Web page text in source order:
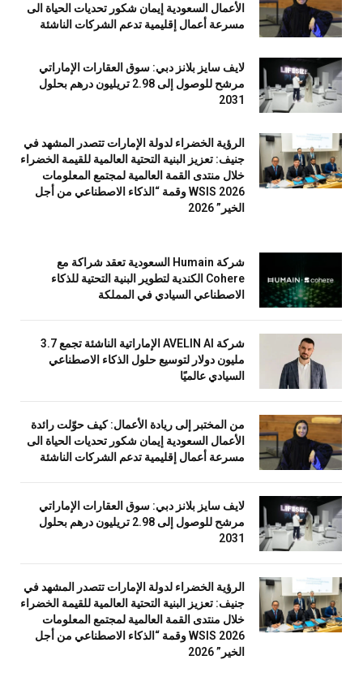
الأعمال السعودية إيمان شكور تحديات الحياة الى
مسرعة أعمال إقليمية تدعم الشركات الناشئة
لايف سايز بلانز دبي: سوق العقارات الإماراتي
مرشح للوصول إلى 2.98 تريليون درهم بحلول
2031
الرؤية الخضراء لدولة الإمارات تتصدر المشهد في
جنيف: تعزيز البنية التحتية العالمية للقيمة الخضراء
خلال منتدى القمة العالمية لمجتمع المعلومات
WSIS 2026 وقمة “الذكاء الاصطناعي من أجل
الخير” 2026
شركة Humain السعودية تعقد شراكة مع
Cohere الكندية لتطوير البنية التحتية للذكاء
الاصطناعي السيادي في المملكة
شركة AVELIN AI الإماراتية الناشئة تجمع 3.7
مليون دولار لتوسيع حلول الذكاء الاصطناعي
السيادي عالميًا
من المختبر إلى ريادة الأعمال: كيف حوّلت رائدة
الأعمال السعودية إيمان شكور تحديات الحياة الى
مسرعة أعمال إقليمية تدعم الشركات الناشئة
لايف سايز بلانز دبي: سوق العقارات الإماراتي
مرشح للوصول إلى 2.98 تريليون درهم بحلول
2031
الرؤية الخضراء لدولة الإمارات تتصدر المشهد في
جنيف: تعزيز البنية التحتية العالمية للقيمة الخضراء
خلال منتدى القمة العالمية لمجتمع المعلومات
WSIS 2026 وقمة “الذكاء الاصطناعي من أجل
الخير” 2026